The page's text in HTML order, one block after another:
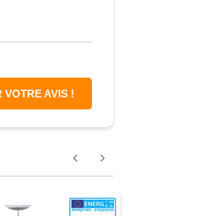
VOTRE AVIS !